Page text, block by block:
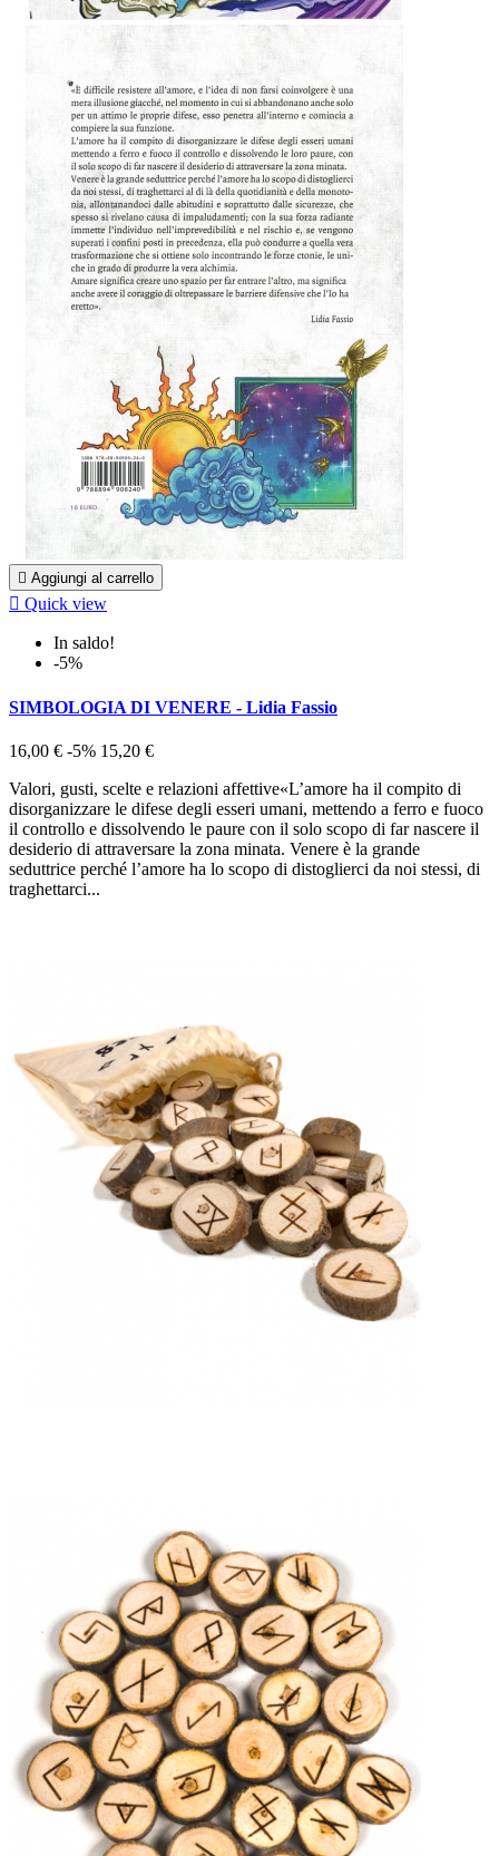
 Aggiungi al carrello
 Quick view
In saldo!
-5%
SIMBOLOGIA DI VENERE - Lidia Fassio
16,00 € -5% 15,20 €
Valori, gusti, scelte e relazioni affettive«L’amore ha il compito di
disorganizzare le difese degli esseri umani, mettendo a ferro e fuoco
il controllo e dissolvendo le paure con il solo scopo di far nascere il
desiderio di attraversare la zona minata. Venere è la grande
seduttrice perché l’amore ha lo scopo di distoglierci da noi stessi, di
traghettarci...